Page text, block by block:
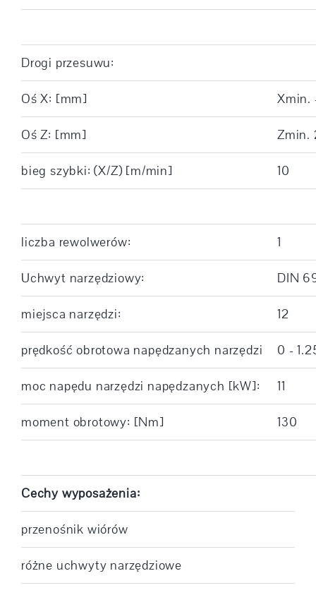
Drogi przesuwu:
Oś X: [mm] Xmin.
Oś Z: [mm] Zmin.
bieg szybki: (X/Z) [m/min] 10
liczba rewolwerów: 1
Uchwyt narzędziowy: DIN
miejsca narzędzi: 12
prędkość obrotowa napędzanych narzędzi 0 -
moc napędu narzędzi napędzanych [kW]: 11
moment obrotowy: [Nm] 130
Cechy wyposażenia:
przenośnik wiórów
różne uchwyty narzędziowe